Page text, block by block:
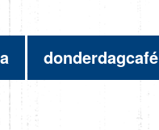
donderdagcafé